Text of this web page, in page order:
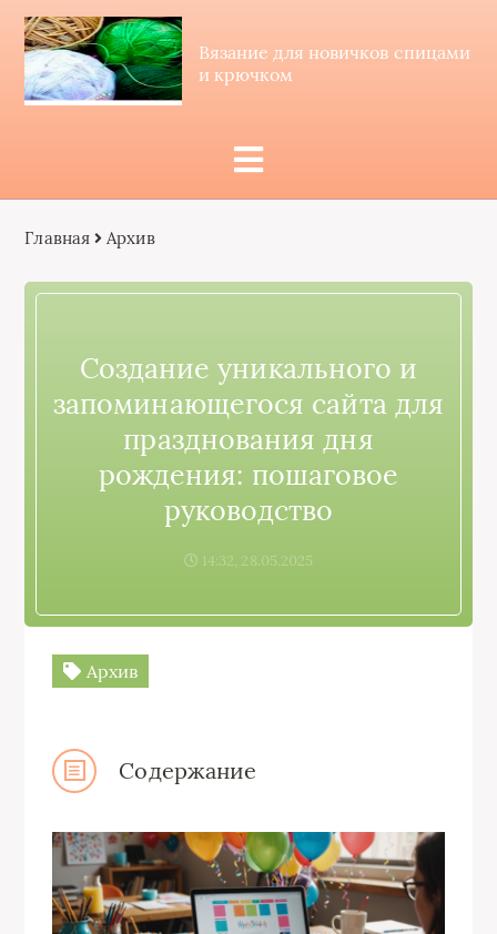
Вязание для новичков спицами
и крючком
Главная Архив
Создание уникального и
запоминающегося сайта для
празднования дня
рождения: пошаговое
руководство
14:32, 28.05.2025
Архив
Содержание